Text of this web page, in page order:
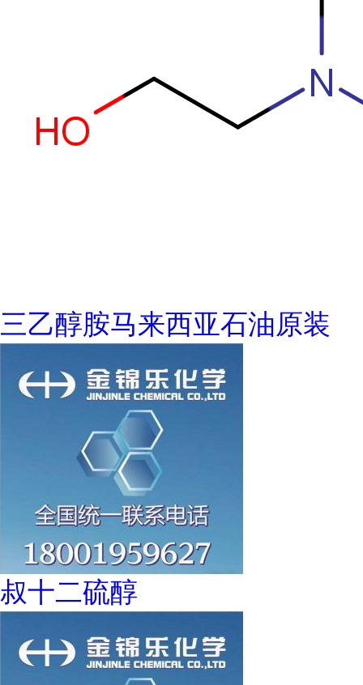
三乙醇胺马来西亚石油原装
叔十二硫醇